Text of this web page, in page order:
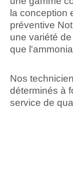
la conception
préventive
une variété
que
Nos
déterminés à
service de